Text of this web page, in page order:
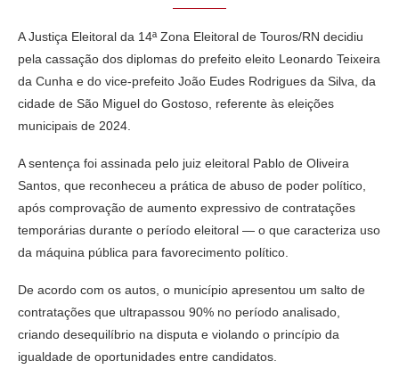
A Justiça Eleitoral da 14ª Zona Eleitoral de Touros/RN decidiu
pela cassação dos diplomas do prefeito eleito Leonardo Teixeira
da Cunha e do vice-prefeito João Eudes Rodrigues da Silva, da
cidade de São Miguel do Gostoso, referente às eleições
municipais de 2024.
A sentença foi assinada pelo juiz eleitoral Pablo de Oliveira
Santos, que reconheceu a prática de abuso de poder político,
após comprovação de aumento expressivo de contratações
temporárias durante o período eleitoral — o que caracteriza uso
da máquina pública para favorecimento político.
De acordo com os autos, o município apresentou um salto de
contratações que ultrapassou 90% no período analisado,
criando desequilíbrio na disputa e violando o princípio da
igualdade de oportunidades entre candidatos.